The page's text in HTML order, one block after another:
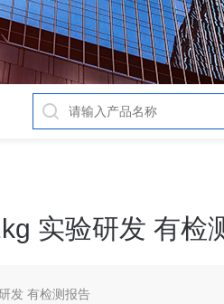
实验研发 有检
发 有检测报告